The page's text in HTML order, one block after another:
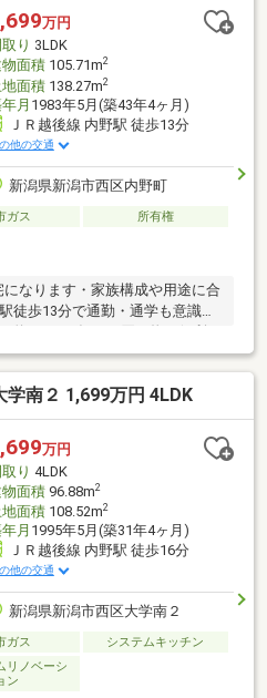
万円
り 3LDK
面積105.71m2
面積138.27m2
月 1983年5月(築43年4ヶ月)
ＪＲ越後線 内野駅 徒歩13分
他の交通
新潟県新潟市西区内野町
ガス
所有権
になります・家族構成や用途に合
徒歩13分で通勤・通学も意識し
帯にも検討しやすい
南２ 1,699万円 4LDK
万円
り 4LDK
面積96.88m2
面積108.52m2
月 1995年5月(築31年4ヶ月)
ＪＲ越後線 内野駅 徒歩16分
他の交通
新潟県新潟市西区大学南２
ガス システムキッチン
リノベーシ
ン